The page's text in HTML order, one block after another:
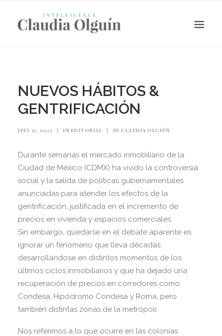
Search
NUEVOS HÁBITOS &
GENTRIFICACIÓN
JULY 31, 2025 | IN EDITORIAL | BY CLAUDIA OLGUÍN
Durante semanas el mercado inmobiliario de la
Ciudad de México (CDMX) ha vivido la controversia
social y la salida de políticas gubernamentales
anunciadas para atender los efectos de la
gentrificación, justificada en el incremento de
precios en vivienda y espacios comerciales.
Sin embargo, quedarse en el debate aparente es
ignorar un fenómeno que lleva décadas
desarrollándose en distintos momentos de los
últimos ciclos inmobiliarios y que ha dejado una
recuperación de precios en corredores como
Condesa, Hipódromo Condesa y Roma, pero
también distintas zonas de la metrópoli.
Nos referimos a lo que ocurre en las colonias